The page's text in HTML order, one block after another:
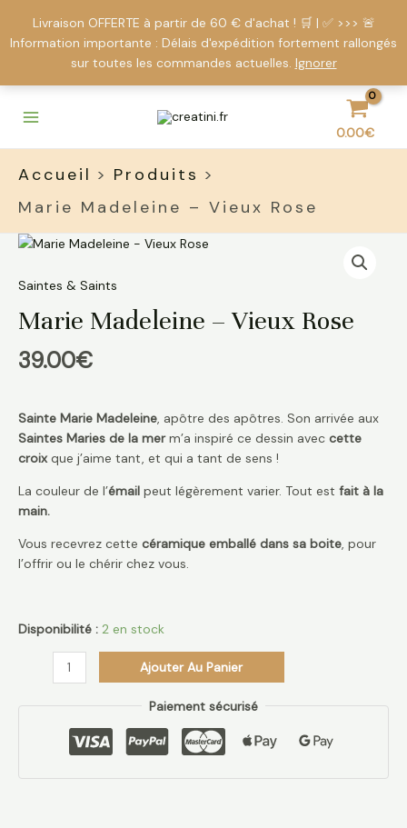
Livraison OFFERTE à partir de 60 € d'achat ! 🛒 | ✅ >>> 🚨
Information importante : Délais d'expédition fortement rallongés
sur toutes les commandes actuelles. Ignorer
0.00€
Accueil
Produits
Marie Madeleine – Vieux Rose
Saintes & Saints
Marie Madeleine – Vieux Rose
39.00€
Sainte Marie Madeleine, apôtre des apôtres. Son arrivée aux
Saintes Maries de la merm’a inspiré ce dessin avec cette
croixque j’aime tant, et qui a tant de sens !
La couleur de l’émail peut légèrement varier. Tout est fait à la
main.
Vous recevrez cette céramique emballé dans sa boite, pour
l’offrir ou le chérir chez vous.
Disponibilité : 2 en stock
quantité
Marie
-
Rose
Ajouter Au Panier
Paiement sécurisé